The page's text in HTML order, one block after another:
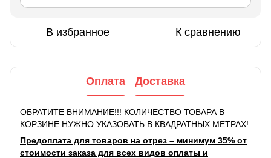
В избранное К сравнению
Оплата Доставка
ОБРАТИТЕ ВНИМАНИЕ!!! КОЛИЧЕСТВО ТОВАРА В
КОРЗИНЕ НУЖНО УКАЗОВАТЬ В КВАДРАТНЫХ МЕТРАХ!
Предоплата для товаров на отрез – минимум 35% от
стоимости заказа для всех видов оплаты и